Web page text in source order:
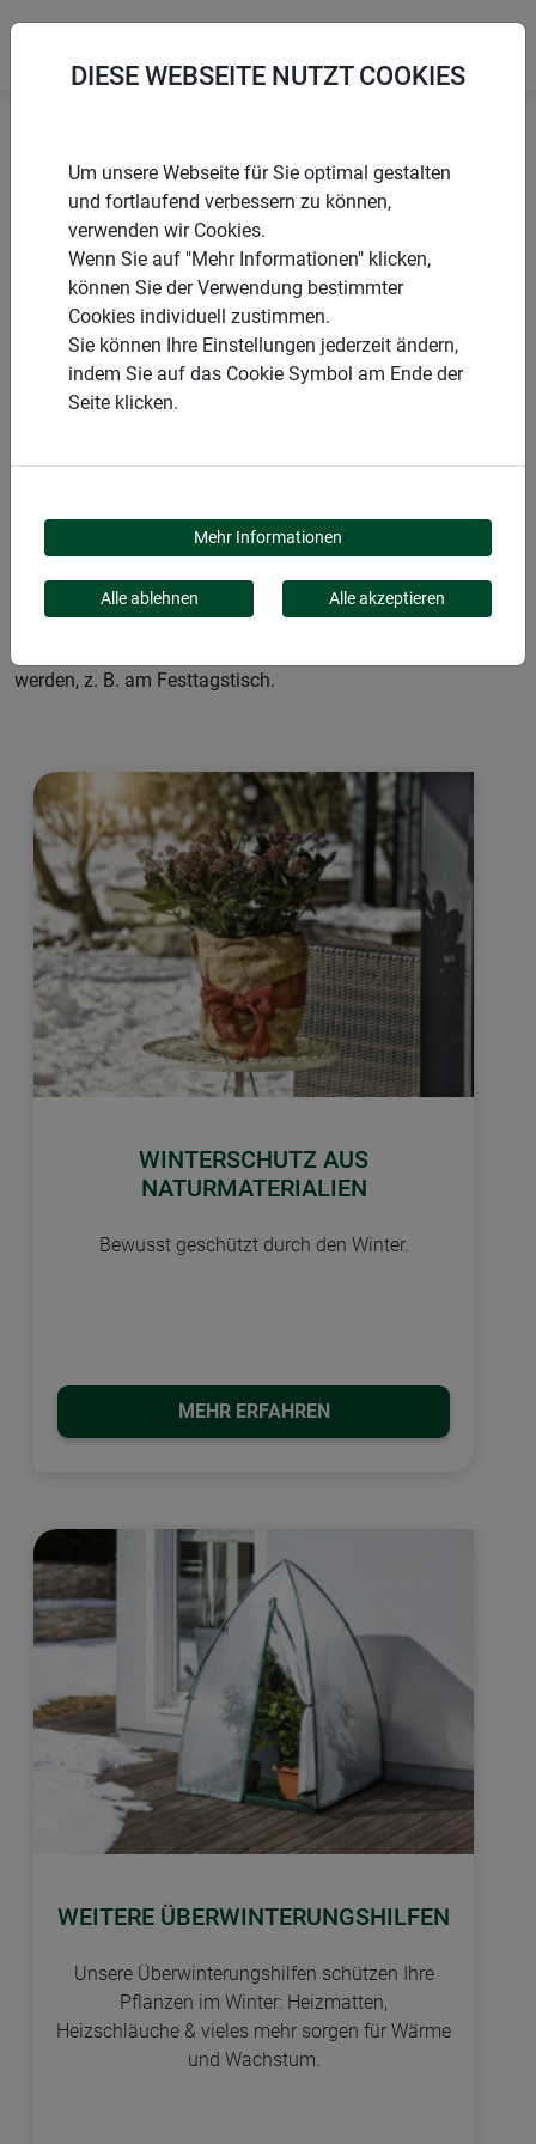
Startseite Produkte Garten Winterschutz
PRODUKTKATEGORIE
WINTERSCHUTZ
Schutz. Vlieshüllen und Matten bieten diesen Schutz, halten
Temperaturen zu überstehen. Naturmaterialien wie
Kokosfaser und Schafwolle bieten Schutz vor Kälte. Zudem
werden, z. B. am Festtagstisch.
WINTERSCHUTZ AUS
NATURMATERIALIEN
Bewusst geschützt durch den Winter.
MEHR ERFAHREN
WEITERE ÜBERWINTERUNGSHILFEN
Unsere Überwinterungshilfen schützen Ihre
Pflanzen im Winter: Heizmatten,
Heizschläuche & vieles mehr sorgen für Wärme
und Wachstum.
DIESE WEBSEITE NUTZT COOKIES
Um unsere Webseite für Sie optimal gestalten
und fortlaufend verbessern zu können,
verwenden wir Cookies.
Wenn Sie auf "Mehr Informationen" klicken,
können Sie der Verwendung bestimmter
Cookies individuell zustimmen.
Sie können Ihre Einstellungen jederzeit ändern,
indem Sie auf das Cookie Symbol am Ende der
Seite klicken.
Mehr Informationen
Alle ablehnen Alle akzeptieren